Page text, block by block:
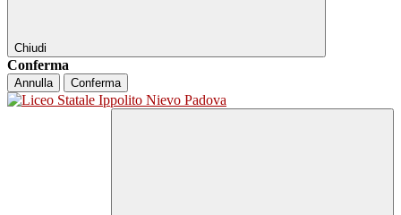
Chiudi
Conferma
Annulla Conferma